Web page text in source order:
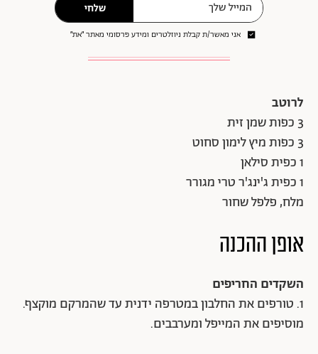
שלחי
אני מאשר/ת קבלת ניוזלטרים ומידע פרסומי מאתר ״את״
לרוטב
3 כפות שמן זית
3 כפות מיץ לימון סחוט
1 כפית סילאן
1 כפית ג'ינג'ר טרי מגורר
מלח, פלפל שחור
אופן ההכנה
השקדים החריפים
1. טורפים את החלבון במטרפה ידנית עד שהמרקם מוקצף.
מוסיפים את המייפל ומערבבים.